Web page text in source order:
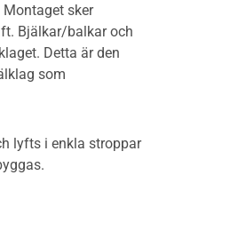
sker
Bjälkar/balkar och
Detta är den
som
lyfts i enkla stroppar